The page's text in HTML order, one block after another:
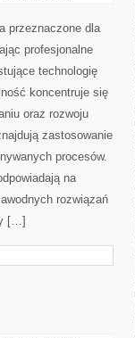
przeznaczone dla
profesjonalne
technologię
koncentruje się
oraz rozwoju
zastosowanie
procesów.
na
rozwiązań
[…]